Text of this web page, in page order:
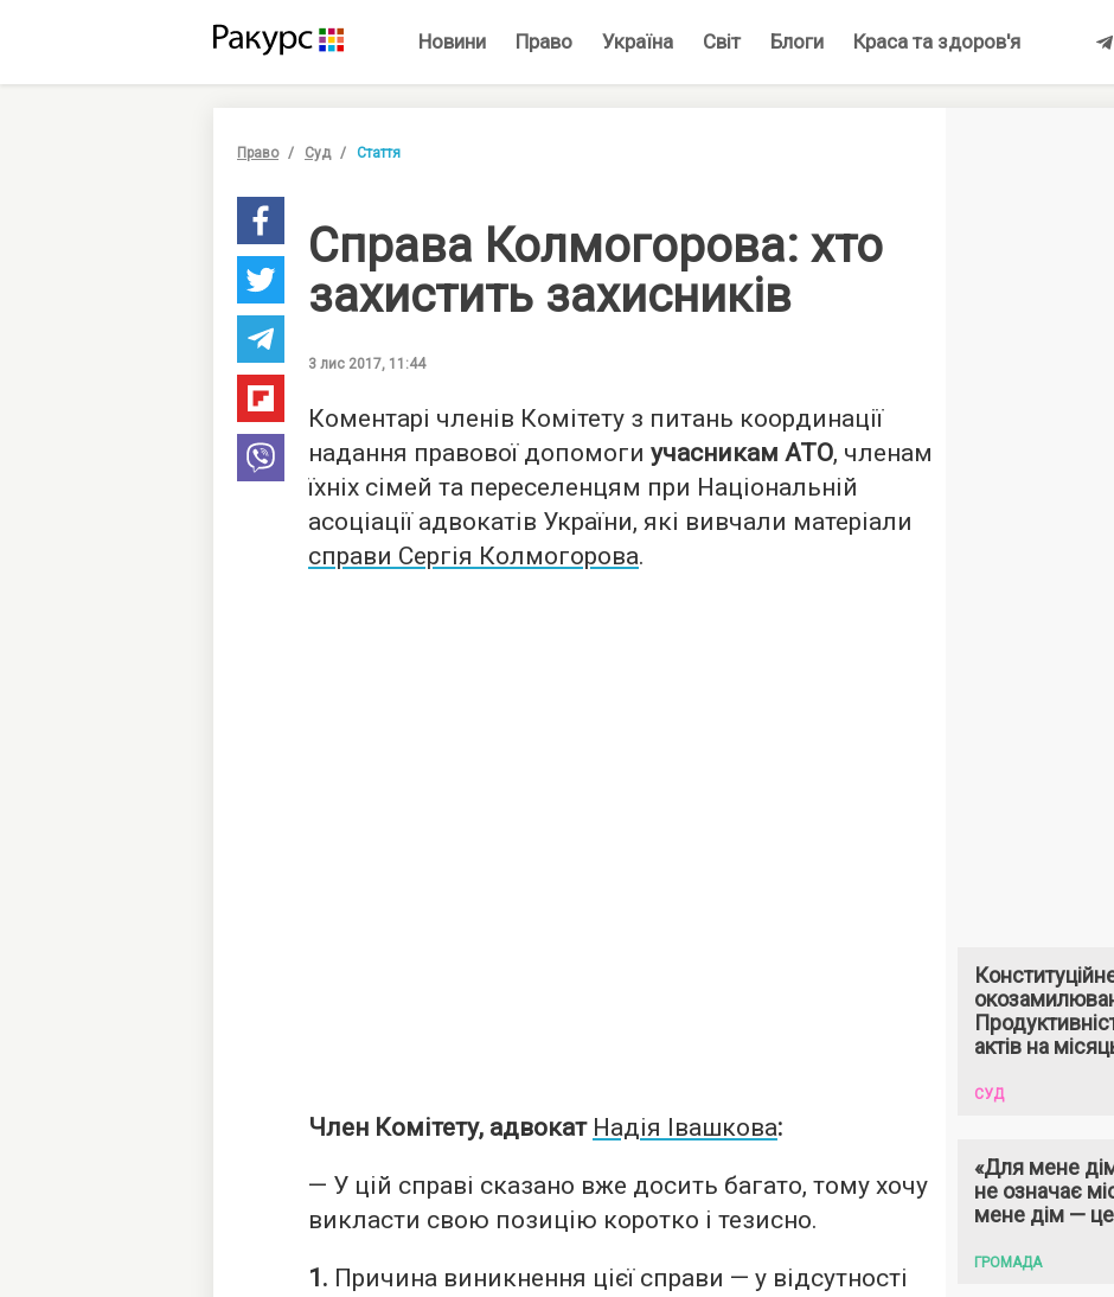
Новини Право Україна Світ Блоги Краса та здоров'я
Право Суд Стаття
Справа Колмогорова: хто
захистить захисників
3 лис 2017, 11:44
Коментарі членів Комітету з питань координації
надання правової допомоги учасникам АТО, членам
їхніх сімей та переселенцям при Національній
асоціації адвокатів України, які вивчали матеріали
справи Сергія Колмогорова.
Член Комітету, адвокат Надія Івашкова:
— У цій справі сказано вже досить багато, тому хочу
викласти свою позицію коротко і тезисно.
1. Причина виникнення цієї справи — у відсутності
актів на
СУД
«Для мене
не означає
мене дім —
ГРОМАДА